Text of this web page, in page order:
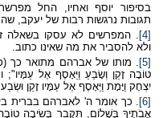
בסיפור יוסף ואחיו, החל
תגובות נרגשות רבות של יעקב,
[4] . המפרשים לא עסקו בשאלה
ולא להסביר את מה שאינו כתוב.
[5] . מותו של אברהם מתואר כך
טוֹבָה זָקֵן וְשָׂבֵעַ וַיֵּאָסֶף אֶל עַמָּיו";
יִצְחָק וַיָּמָת וַיֵּאָסֶף אֶל עַמָּיו זָקֵן
[6]. כך אומר ה' לאברהם בברית
אֲבֹתֶיךָ בְּשָׁלוֹם, תִּקָּבֵר בְּשֵׂיבָה